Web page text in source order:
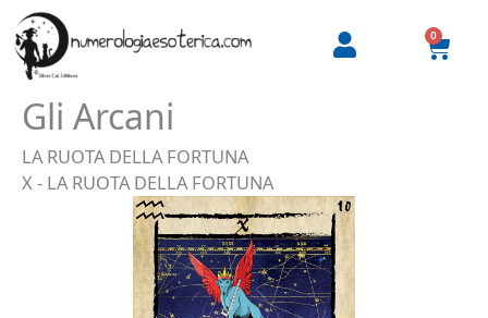
contenuto
0
Gli Arcani
LA RUOTA DELLA FORTUNA
X - LA RUOTA DELLA FORTUNA